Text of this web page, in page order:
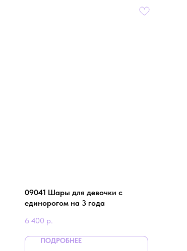
09041 Шары для девочки с
единорогом на 3 года
6 400 р.
ПОДРОБНЕЕ